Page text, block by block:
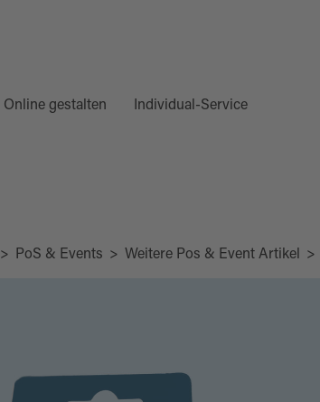
Online gestalten Individual-Service
> PoS & Events > Weitere Pos & Event Artikel >